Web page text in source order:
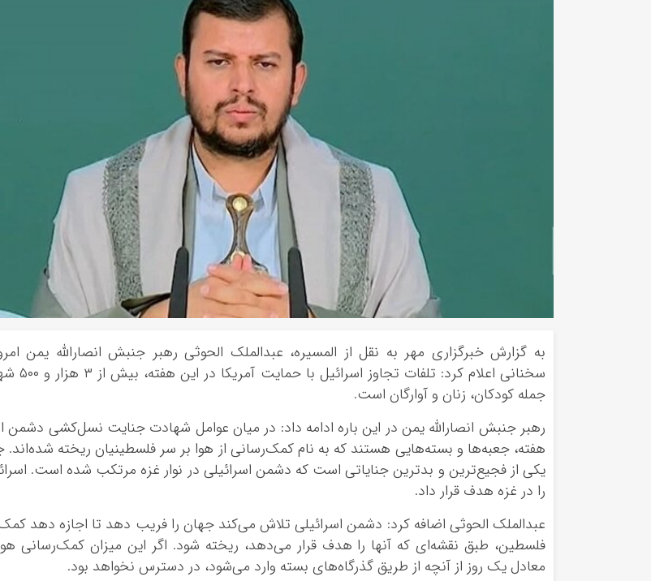
به گزارش خبرگزاری مهر به نقل از المسیره، عبدالملک الحوثی رهبر جنبش انصارالله یمن
سخنانی
جمله کودکان، زنان و آوارگان است.
رهبر جنبش انصارالله یمن در این باره ادامه داد: در میان عوامل شهادت جنایت نسل‌کشی دشمن
هفته، جعبه‌ها و بسته‌هایی هستند که به نام کمک‌رسانی از هوا بر سر فلسطینیان ریخته
یکی از فجیع‌ترین و بدترین جنایاتی است که دشمن اسرائیلی در نوار غزه مرتکب شده است.
را در غزه هدف قرار داد.
عبدالملک الحوثی اضافه کرد: دشمن اسرائیلی تلاش می‌کند جهان را فریب دهد تا اجازه دهد
فلسطین، طبق نقشه‌ای که آنها را هدف قرار می‌دهد، ریخته شود. اگر این میزان کمک‌رسانی
معادل یک روز از آنچه از طریق گذرگاه‌های بسته وارد می‌شود، در دسترس نخواهد بود.